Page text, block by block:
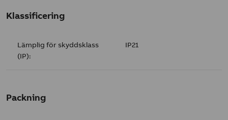
Klassificering
Lämplig för skyddsklass
(IP):
IP21
Packning